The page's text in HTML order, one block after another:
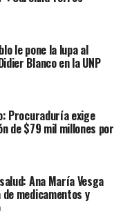
le pone la lupa al
Blanco en la UNP
Procuraduría exige
de $79 mil millones por
Ana María Vesga
medicamentos y